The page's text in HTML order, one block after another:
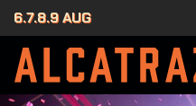
6.7.8.9 AUG